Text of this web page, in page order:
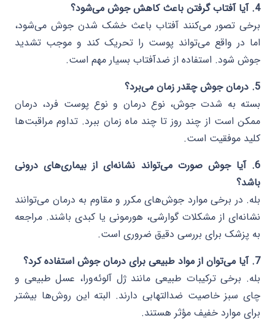
4. آیا آفتاب گرفتن باعث کاهش جوش می‌شود؟
برخی تصور می‌کنند آفتاب باعث خشک شدن جوش می‌شود،
اما در واقع می‌تواند پوست را تحریک کند و موجب تشدید
جوش شود. استفاده از ضدآفتاب بسیار مهم است.
5. درمان جوش چقدر زمان می‌برد؟
بسته به شدت جوش، نوع درمان و نوع پوست فرد، درمان
ممکن است از چند روز تا چند ماه زمان ببرد. تداوم مراقبت‌ها
کلید موفقیت است.
6. آیا جوش صورت می‌تواند نشانه‌ای از بیماری‌های درونی
باشد؟
بله. در برخی موارد جوش‌های مکرر و مقاوم به درمان می‌توانند
نشانه‌ای از مشکلات گوارشی، هورمونی یا کبدی باشند. مراجعه
به پزشک برای بررسی دقیق ضروری است.
7. آیا می‌توان از مواد طبیعی برای درمان جوش استفاده کرد؟
بله. برخی ترکیبات طبیعی مانند ژل آلوئه‌ورا، عسل طبیعی و
چای سبز خاصیت ضدالتهابی دارند. البته این روش‌ها بیشتر
برای موارد خفیف مؤثر هستند.